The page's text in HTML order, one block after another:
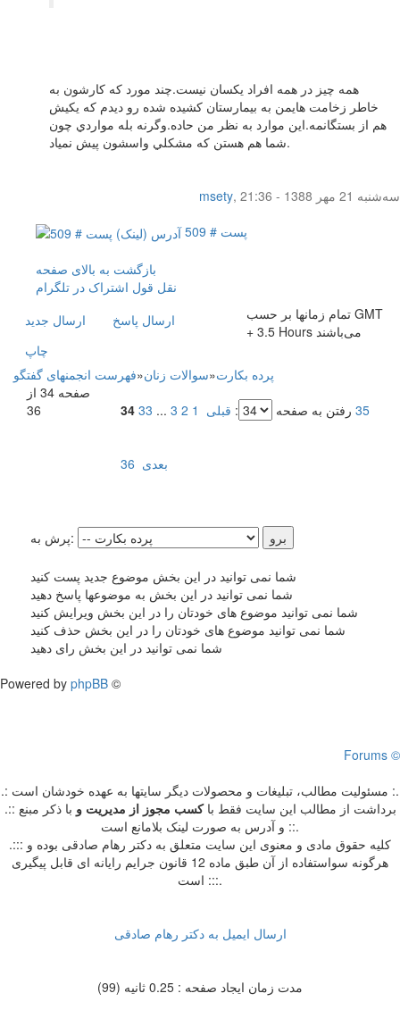
همه چيز در همه افراد يكسان نيست.چند مورد كه كارشون به
خاطر زخامت هايمن به بيمارستان كشيده شده رو ديدم كه يكيش
هم از بستگانمه.اين موارد به نظر من حاده.وگرنه بله مواردي چون
شما هم هستن كه مشكلي واسشون پيش نمياد.
msety,
سه‌شنبه 21 مهر 1388 - 21:36
پست # 509
بازگشت به بالای صفحه
نقل قول اشتراک در تلگرام
ارسال جديد
ارسال پاسخ
چاپ
تمام زمانها بر حسب GMT
+ 3.5 Hours می‌باشند
فهرست انجمنهای گفتگو»سوالات زنان»پرده بکارت
صفحه 34 از
36
رفتن به صفحه : قبلی 1
2
3
...
33
34 35
36 بعدی
پرش به:
شما نمی توانید در این بخش موضوع جدید پست کنید
شما نمی توانید در این بخش به موضوعها پاسخ دهید
شما نمی توانید موضوع های خودتان را در این بخش ویرایش کنید
شما نمی توانید موضوع های خودتان را در این بخش حذف کنید
شما نمی توانید در این بخش رای دهید
Powered by phpBB ©
Forums ©
.: مسئوليت مطالب، تبليغات و محصولات ديگر سايتها به عهده خودشان است :.
.:: برداشت از مطالب اين سايت فقط باکسب مجوز از مدیریت و با ذکر مبنع
و آدرس به صورت لینک بلامانع است ::.
.::: کلیه حقوق مادی و معنوی این سایت متعلق به دکتر رهام صادقی بوده و
هرگونه سواستفاده از آن طبق ماده 12 قانون جرایم رایانه ای قابل پیگیری
است :::.
ارسال ایمیل به دکتر رهام صادقی
مدت زمان ایجاد صفحه : 0.25 ثانیه (99)